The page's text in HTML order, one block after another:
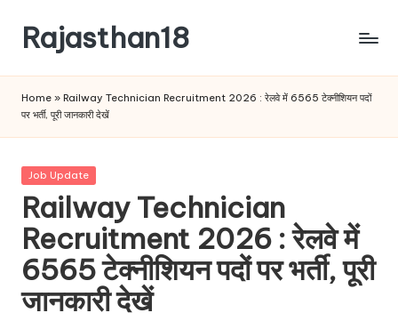
content
Rajasthan18
is
watched
and
the
most
credible
respected
news
media
Home » Railway Technician Recruitment 2026 : रेलवे में 6565 टेक्नीशियन पदों
पर भर्ती, पूरी जानकारी देखें
Posted
Job Update
Railway Technician
Recruitment 2026 : रेलवे में
6565 टेक्नीशियन पदों पर भर्ती, पूरी
जानकारी देखें